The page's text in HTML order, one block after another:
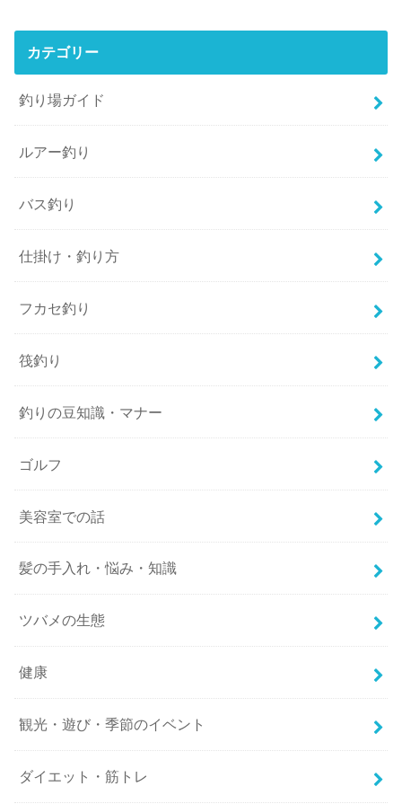
カテゴリー
釣り場ガイド
ルアー釣り
バス釣り
仕掛け・釣り方
フカセ釣り
筏釣り
釣りの豆知識・マナー
ゴルフ
美容室での話
髪の手入れ・悩み・知識
ツバメの生態
健康
観光・遊び・季節のイベント
ダイエット・筋トレ